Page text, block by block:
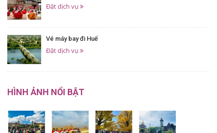
Đặt dịch vụ
Vé máy bay đi Huế
Đặt dịch vụ
HÌNH ẢNH NỔI BẬT